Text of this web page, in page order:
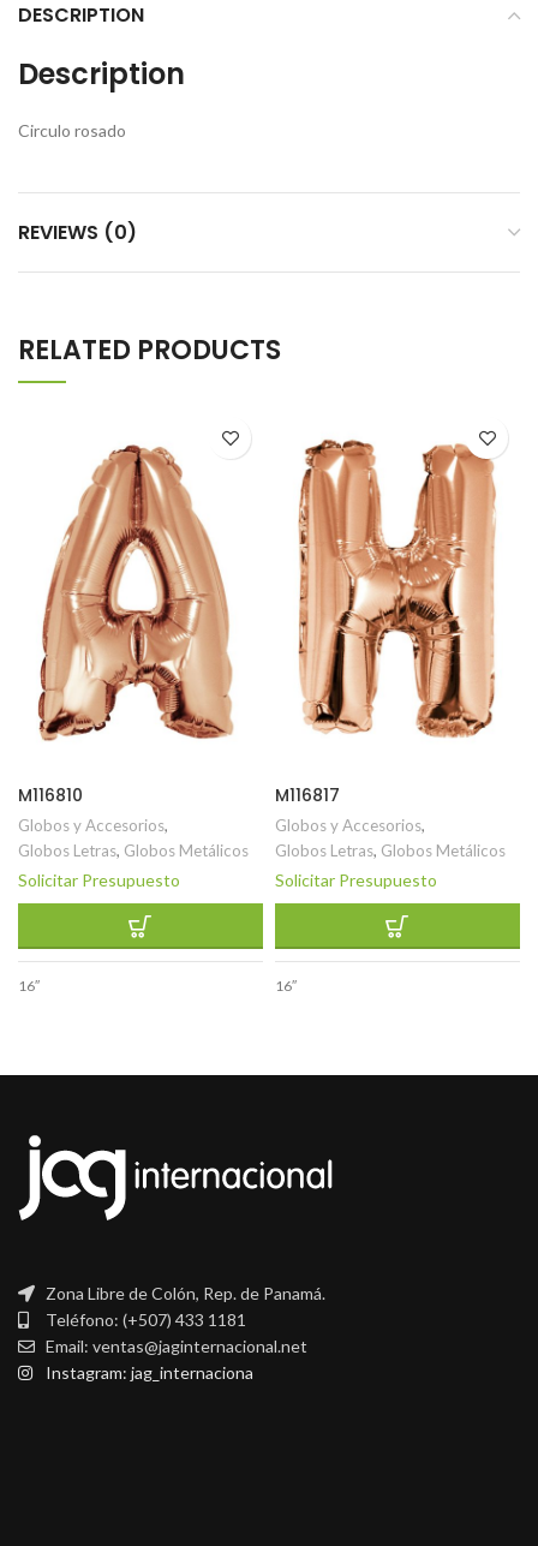
DESCRIPTION
Description
Circulo rosado
REVIEWS (0)
RELATED PRODUCTS
M116810
Globos y Accesorios,
Globos Letras, Globos Metálicos
Solicitar Presupuesto
16″
M116817
Globos y Accesorios,
Globos Letras, Globos Metálicos
Solicitar Presupuesto
16″
Zona Libre de Colón, Rep. de Panamá.
Teléfono: (+507) 433 1181
Email: ventas@jaginternacional.net
Instagram: jag_internaciona